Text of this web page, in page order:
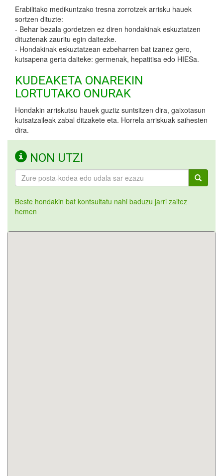
Erabilitako medikuntzako tresna zorrotzek arrisku hauek
sortzen dituzte:
- Behar bezala gordetzen ez diren hondakinak eskuztatzen
dituztenak zauritu egin daitezke.
- Hondakinak eskuztatzean ezbeharren bat izanez gero,
kutsapena gerta daiteke: germenak, hepatitisa edo HIESa.
KUDEAKETA ONAREKIN
LORTUTAKO ONURAK
Hondakin arriskutsu hauek guztiz suntsitzen dira, gaixotasun
kutsatzaileak zabal ditzakete eta. Horrela arriskuak saihesten
dira.
NON UTZI
Beste hondakin bat kontsultatu nahi baduzu jarri zaitez
hemen